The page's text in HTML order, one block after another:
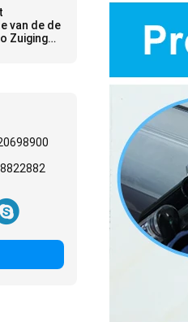
van de de
Zuiging